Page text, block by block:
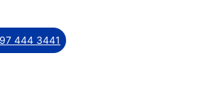
444 3441